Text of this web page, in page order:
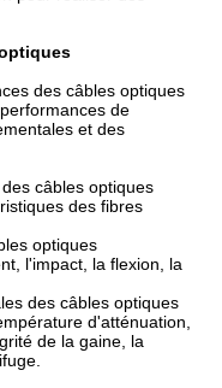
des câbles optiques
de
et des
câbles optiques
des fibres
optiques
l'impact, la flexion, la
des câbles optiques
d'atténuation,
de la gaine, la